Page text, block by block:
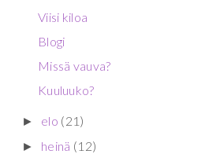
Viisi kiloa
Blogi
Missä vauva?
Kuuluuko?
► elo (21)
► heinä (12)